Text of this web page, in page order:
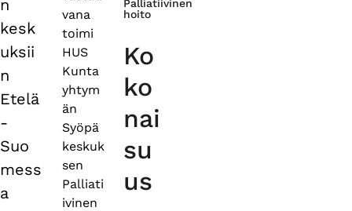
n
kesk
uksii
n
Etelä
-
Suo
mess
a
vana
toimi
HUS
Kunta
yhtym
än
Syöpä
keskuk
sen
Palliati
ivinen
Palliatiivinen
hoito
Ko
ko
nai
su
us